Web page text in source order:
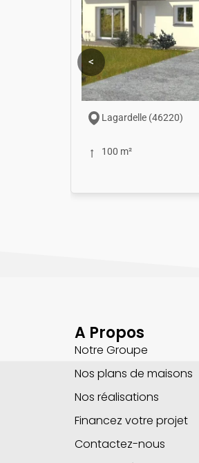
<
Lagardelle (46220)
100 m²
A Propos
Notre Groupe
Nos plans de maisons
Nos réalisations
Financez votre projet
Contactez-nous